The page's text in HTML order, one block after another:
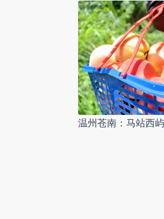
温州苍南：马站西